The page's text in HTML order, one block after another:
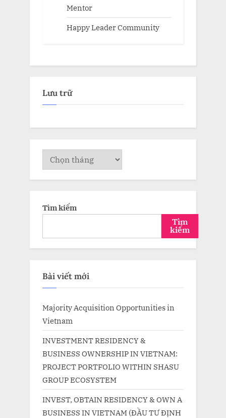
Mentor
Happy Leader Community
Lưu trữ
Lưu
trữ
Tìm kiếm
Tìm
kiếm
Bài viết mới
Majority Acquisition Opportunities in
Vietnam
INVESTMENT RESIDENCY &
BUSINESS OWNERSHIP IN VIETNAM:
PROJECT PORTFOLIO WITHIN SHASU
GROUP ECOSYSTEM
INVEST, OBTAIN RESIDENCY & OWN A
BUSINESS IN VIETNAM (ĐẦU TƯ ĐỊNH